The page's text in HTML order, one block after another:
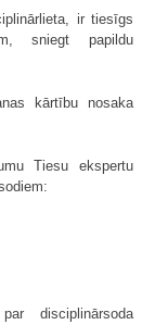
ir tiesīgs
sniegt papildu
kārtību nosaka
Tiesu ekspertu
disciplinārsoda